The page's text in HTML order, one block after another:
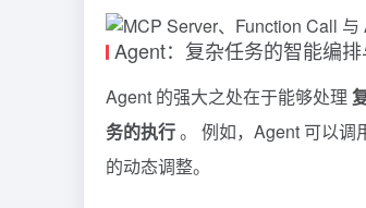
Agent：复杂任务的智能编
Agent 的强大之处在于能够处理
务的执行。 例如，Agent 可以调
的动态调整。